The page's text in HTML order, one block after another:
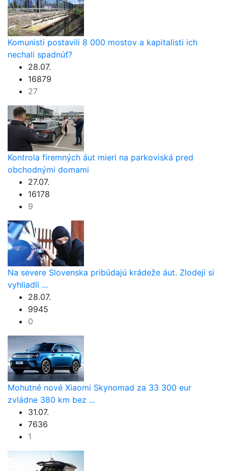
Komunisti postavili 8 000 mostov a kapitalisti ich
nechali spadnúť?
28.07.
16879
27
Kontrola firemných áut mieri na parkoviská pred
obchodnými domami
27.07.
16178
9
Na severe Slovenska pribúdajú krádeže áut. Zlodeji si
vyhliadli ...
28.07.
9945
0
Mohutné nové Xiaomi Skynomad za 33 300 eur
zvládne 380 km bez ...
31.07.
7636
1